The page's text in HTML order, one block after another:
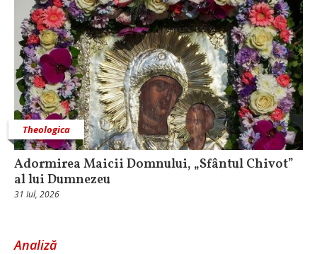
Theologica
Adormirea Maicii Domnului, „Sfântul Chivot”
al lui Dumnezeu
31 Iul, 2026
Analiză